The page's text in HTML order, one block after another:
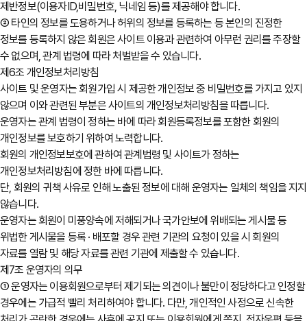
제반정보(이용자ID,비밀번호, 닉네임 등)를 제공해야 합니다.
② 타인의 정보를 도용하거나 허위의 정보를 등록하는 등 본인의 진정한
정보를 등록하지 않은 회원은 사이트 이용과 관련하여 아무런 권리를 주장할
수 없으며, 관계 법령에 따라 처벌받을 수 있습니다.
제6조 개인정보처리방침
사이트 및 운영자는 회원가입 시 제공한 개인정보 중 비밀번호를 가지고 있지
않으며 이와 관련된 부분은 사이트의 개인정보처리방침을 따릅니다.
운영자는 관계 법령이 정하는 바에 따라 회원등록정보를 포함한 회원의
개인정보를 보호하기 위하여 노력합니다.
회원의 개인정보보호에 관하여 관계법령 및 사이트가 정하는
개인정보처리방침에 정한 바에 따릅니다.
단, 회원의 귀책 사유로 인해 노출된 정보에 대해 운영자는 일체의 책임을 지지
않습니다.
운영자는 회원이 미풍양속에 저해되거나 국가안보에 위배되는 게시물 등
위법한 게시물을 등록 · 배포할 경우 관련 기관의 요청이 있을 시 회원의
자료를 열람 및 해당 자료를 관련 기관에 제출할 수 있습니다.
제7조 운영자의 의무
① 운영자는 이용회원으로부터 제기되는 의견이나 불만이 정당하다고 인정할
경우에는 가급적 빨리 처리하여야 합니다. 다만, 개인적인 사정으로 신속한